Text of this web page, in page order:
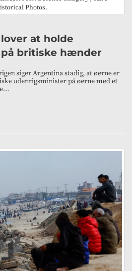
Photos.
at holde
på britiske hænder
siger Argentina stadig, at øerne er
udenrigsminister på øerne med et